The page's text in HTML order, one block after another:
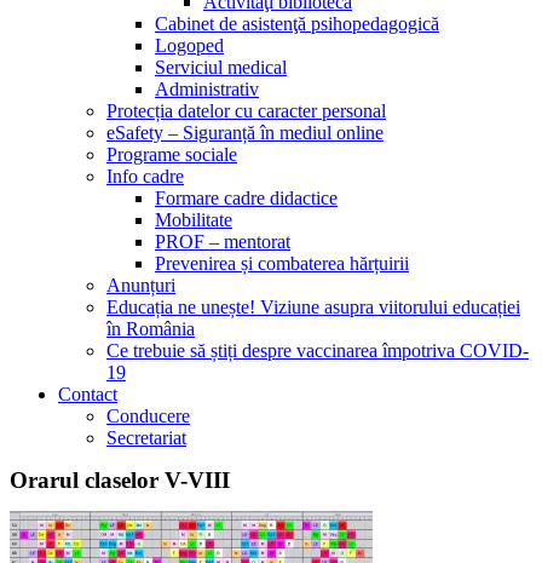
Cabinet de asistenţă psihopedagogică
Logoped
Serviciul medical
Administrativ
Protecția datelor cu caracter personal
eSafety – Siguranță în mediul online
Programe sociale
Info cadre
Formare cadre didactice
Mobilitate
PROF – mentorat
Prevenirea și combaterea hărțuirii
Anunțuri
Educația ne unește! Viziune asupra viitorului educației
în România
Ce trebuie să știți despre vaccinarea împotriva COVID-
19
Contact
Conducere
Secretariat
Orarul claselor V-VIII